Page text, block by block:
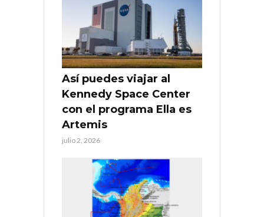
Así puedes viajar al
Kennedy Space Center
con el programa Ella es
Artemis
julio 2, 2026